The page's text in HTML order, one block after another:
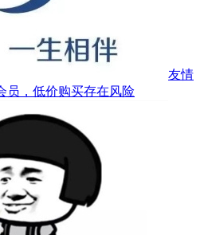
友情
员，低价购买存在风险